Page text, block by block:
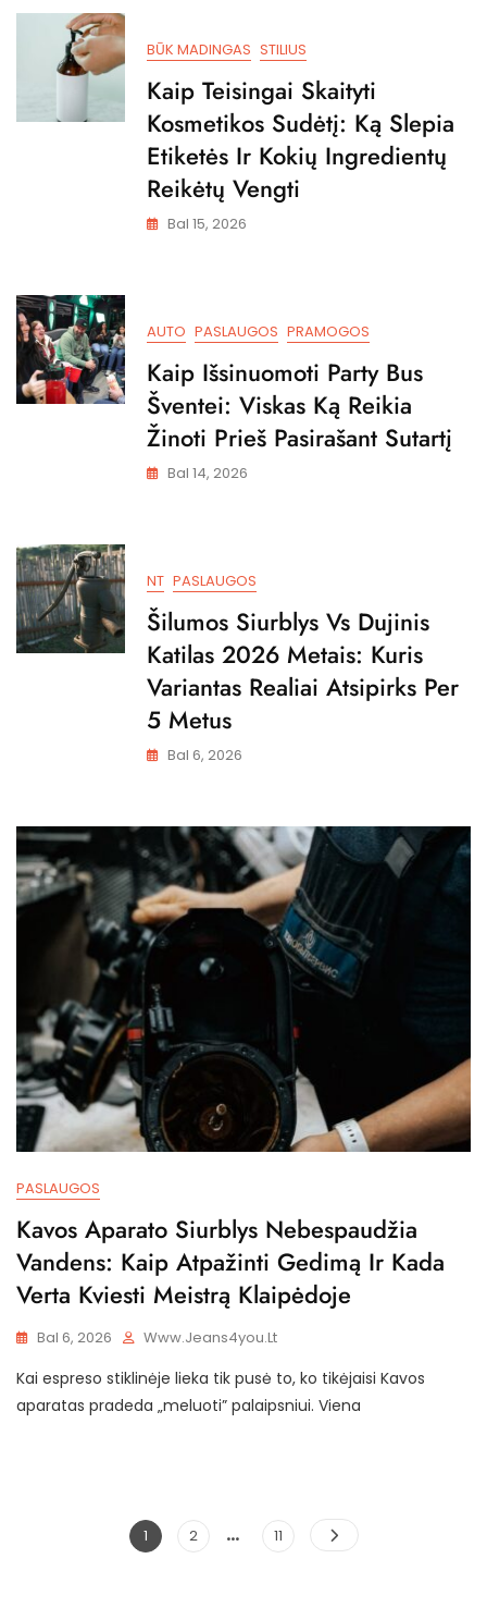
BŪK MADINGAS STILIUS
Kaip Teisingai Skaityti
Kosmetikos Sudėtį: Ką Slepia
Etiketės Ir Kokių Ingredientų
Reikėtų Vengti
Bal 15, 2026
AUTO PASLAUGOS PRAMOGOS
Kaip Išsinuomoti Party Bus
Šventei: Viskas Ką Reikia
Žinoti Prieš Pasirašant Sutartį
Bal 14, 2026
NT PASLAUGOS
Šilumos Siurblys Vs Dujinis
Katilas 2026 Metais: Kuris
Variantas Realiai Atsipirks Per
5 Metus
Bal 6, 2026
PASLAUGOS
Kavos Aparato Siurblys Nebespaudžia
Vandens: Kaip Atpažinti Gedimą Ir Kada
Verta Kviesti Meistrą Klaipėdoje
Bal 6, 2026 Www.jeans4you.lt
Kai espreso stiklinėje lieka tik pusė to, ko tikėjaisi Kavos
aparatas pradeda „meluoti” palaipsniui. Viena
Įrašų
Page
1 Page
2 … Page
11